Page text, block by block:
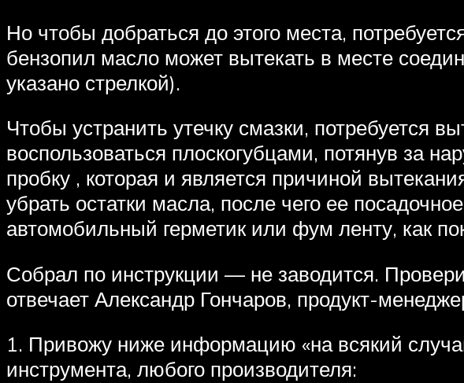
Но чтобы добраться до этого места,
бензопил масло может вытекать в месте
указано стрелкой).
Чтобы устранить утечку смазки, потребуется
воспользоваться плоскогубцами, потянув за
пробку , которая и является причиной
убрать остатки масла, после чего ее
автомобильный герметик или фум ленту, как
Собрал по инструкции — не заводится.
отвечает Александр Гончаров, продукт-
1. Привожу ниже информацию «на всякий
инструмента, любого производителя: